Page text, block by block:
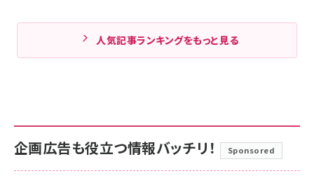
人気記事ランキングをもっと見る
企画広告も役立つ情報バッチリ！ Sponsored